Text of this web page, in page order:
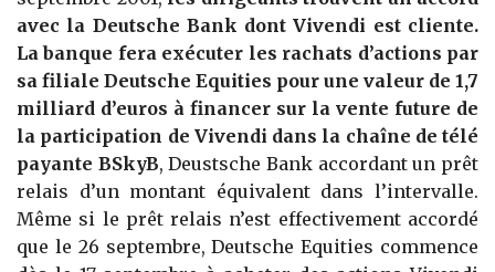
avec la Deutsche Bank dont Vivendi est cliente.
La banque fera exécuter les rachats d’actions par
sa filiale Deutsche Equities pour une valeur de 1,7
milliard d’euros à financer sur la vente future de
la participation de Vivendi dans la chaîne de télé
payante BSkyB, Deustsche Bank accordant un prêt
relais d’un montant équivalent dans l’intervalle.
Même si le prêt relais n’est effectivement accordé
que le 26 septembre, Deutsche Equities commence